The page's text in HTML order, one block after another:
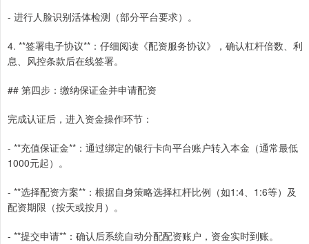
- 进行人脸识别活体检测（部分平台要求）。
4. **签署电子协议**：仔细阅读《配资服务协议》，确认杠杆倍数、利
息、风控条款后在线签署。
## 第四步：缴纳保证金并申请配资
完成认证后，进入资金操作环节：
- **充值保证金**：通过绑定的银行卡向平台账户转入本金（通常最低
1000元起）。
- **选择配资方案**：根据自身策略选择杠杆比例（如1:4、1:6等）及
配资期限（按天或按月）。
- **提交申请**：确认后系统自动分配配资账户，资金实时到账。